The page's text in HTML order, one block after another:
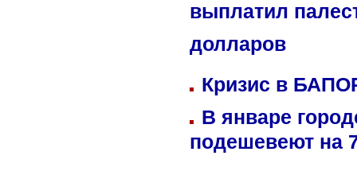
выплатил
долларов
Кризис в
В январе
подешевеют на